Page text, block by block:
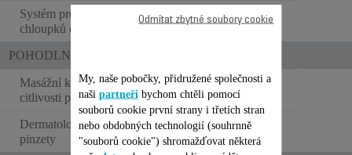
Systém pro navádění
chloupků do pinzet
POHODLNÉ POUŽÍVÁNÍ
Masážní kuličky / snížení
citlivosti pokožky
Dermatologicky testované
pinzety
My, naše pobočky, přidružené společnosti a
naši partneři bychom chtěli pomocí
souborů cookie první strany i třetích stran
nebo obdobných technologií (souhrnně
"souborů cookie") shromažďovat některá
Odmítat zbytné soubory cookie